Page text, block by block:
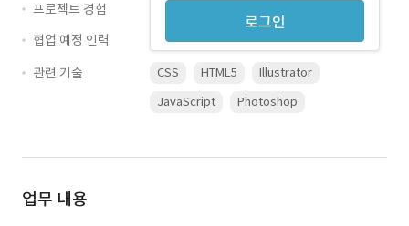
로그인
프로젝트 경험
협업 예정 인력
관련 기술
CSS HTML5
Illustrator
JavaScript
Photoshop
업무 내용